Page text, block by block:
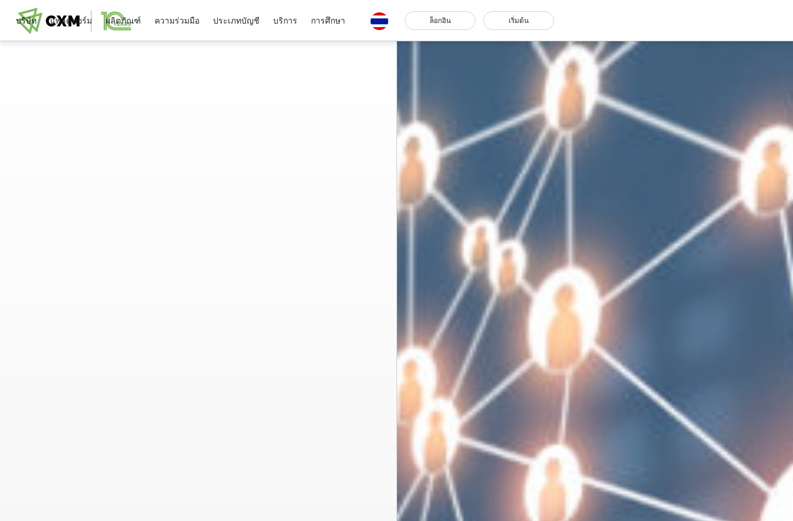
บริษัท แพลตฟอร์ม ผลิตภัณฑ์ ความร่วมมือ ประเภทบัญชี บริการ การศึกษา ล็อกอิน เริ่มต้น